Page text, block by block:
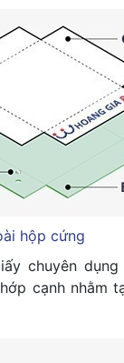
hộp cứng
chuyên
cạnh nhằm